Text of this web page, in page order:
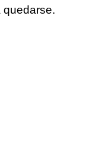
quedarse.